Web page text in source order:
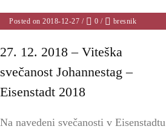
Posted on 2018-12-27 / 0 / bresnik
27. 12. 2018 – Viteška
svečanost Johannestag –
Eisenstadt 2018
Na navedeni svečanosti v Eisenstadtu